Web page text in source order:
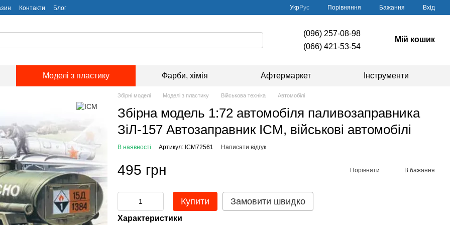
Контакти Блог УкрРус Порівняння Бажання Вхід
(096) 257-08-98
(066) 421-53-54
Мій кошик
Моделі з пластику Фарби, хімія Афтермаркет Інструменти
Збірні моделі Моделі з пластику Військова техніка Автомобілі
Збірна модель 1:72 автомобіля паливозаправника
ЗіЛ-157 Автозаправник ICM, військові автомобілі
В наявності Артикул: ICM72561 Написати відгук
495 грн Порівняти В бажання
Купити Замовити швидко
Характеристики